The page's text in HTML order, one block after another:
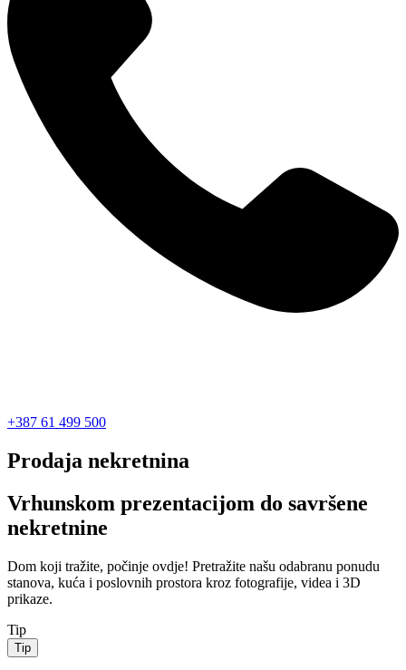
+387 61 499 500
Prodaja nekretnina
Vrhunskom prezentacijom do savršene
nekretnine
Dom koji tražite, počinje ovdje! Pretražite našu odabranu ponudu
stanova, kuća i poslovnih prostora kroz fotografije, videa i 3D
prikaze.
Tip
Tip